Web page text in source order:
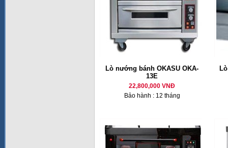
Lò nướng bánh OKASU OKA-
13E
22,800,000 VNĐ
Bảo hành : 12 tháng